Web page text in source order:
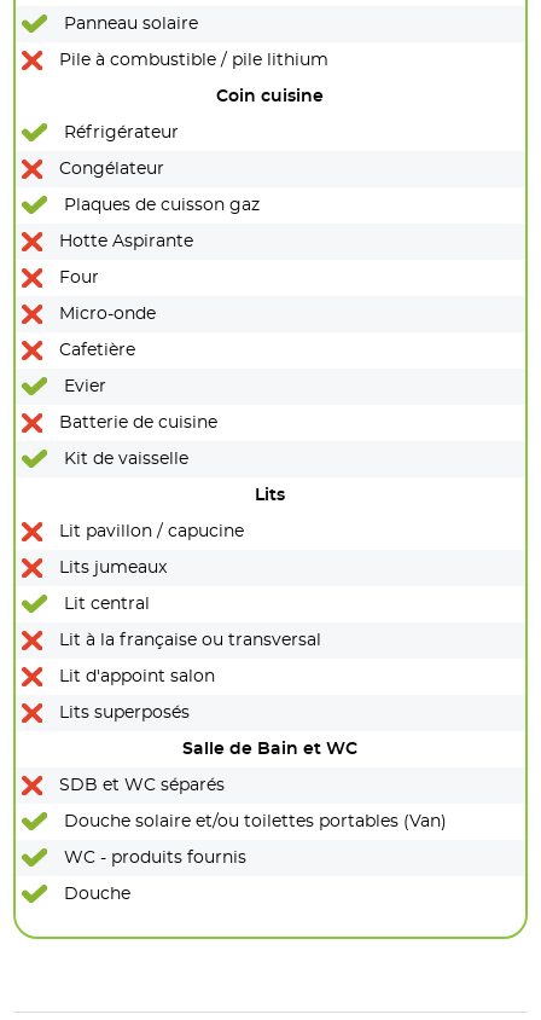
Panneau solaire
Pile à combustible / pile lithium
Coin cuisine
Réfrigérateur
Congélateur
Plaques de cuisson gaz
Hotte Aspirante
Four
Micro-onde
Cafetière
Evier
Batterie de cuisine
Kit de vaisselle
Lits
Lit pavillon / capucine
Lits jumeaux
Lit central
Lit à la française ou transversal
Lit d'appoint salon
Lits superposés
Salle de Bain et WC
SDB et WC séparés
Douche solaire et/ou toilettes portables (Van)
WC - produits fournis
Douche